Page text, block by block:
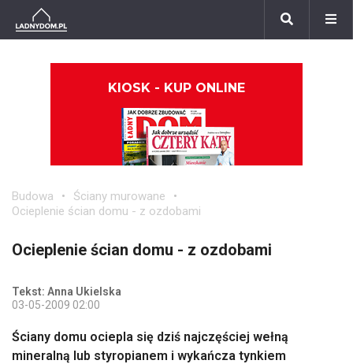
KIOSK - KUP ONLINE
Budowa
Ściany murowane
Ocieplenie ścian domu - z ozdobami
Ocieplenie ścian domu - z ozdobami
Tekst: Anna Ukielska
03-05-2009 02:00
Ściany domu ociepla się dziś najczęściej wełną
mineralną lub styropianem i wykańcza tynkiem